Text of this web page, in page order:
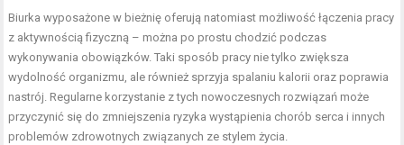
Biurka wyposażone w bieżnię oferują natomiast możliwość łączenia pracy
z aktywnością fizyczną – można po prostu chodzić podczas
wykonywania obowiązków. Taki sposób pracy nie tylko zwiększa
wydolność organizmu, ale również sprzyja spalaniu kalorii oraz poprawia
nastrój. Regularne korzystanie z tych nowoczesnych rozwiązań może
przyczynić się do zmniejszenia ryzyka wystąpienia chorób serca i innych
problemów zdrowotnych związanych ze stylem życia.